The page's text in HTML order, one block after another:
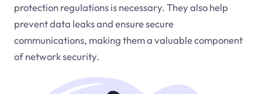
protection regulations is necessary. They also help
prevent data leaks and ensure secure
communications, making them a valuable component
of network security.